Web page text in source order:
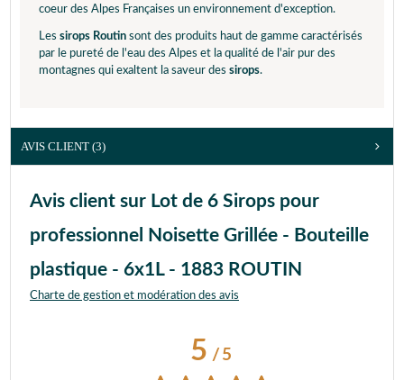
coeur des Alpes Françaises un environnement d'exception.
Les sirops Routin sont des produits haut de gamme caractérisés
par le pureté de l'eau des Alpes et la qualité de l'air pur des
montagnes qui exaltent la saveur des sirops.
AVIS CLIENT (3)
Avis client sur Lot de 6 Sirops pour
professionnel Noisette Grillée - Bouteille
plastique - 6x1L - 1883 ROUTIN
Charte de gestion et modération des avis
5/ 5